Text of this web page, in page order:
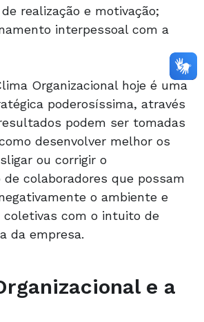
realização e motivação;
interpessoal com a
Organizacional hoje é uma
poderosíssima, através
podem ser tomadas
desenvolver melhor os
ou corrigir o
colaboradores que possam
o ambiente e
coletivas com o intuito de
da empresa.
e a